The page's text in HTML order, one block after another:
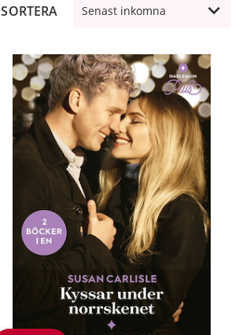
SORTERA Senast inkomna